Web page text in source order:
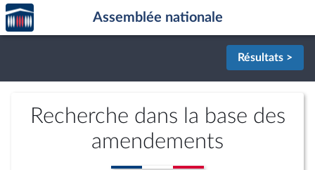
Aller au contenu
Aller en bas de la page
Accèder
à la
page
Assemblée nationale
Résultats >
Recherche dans la base des
amendements